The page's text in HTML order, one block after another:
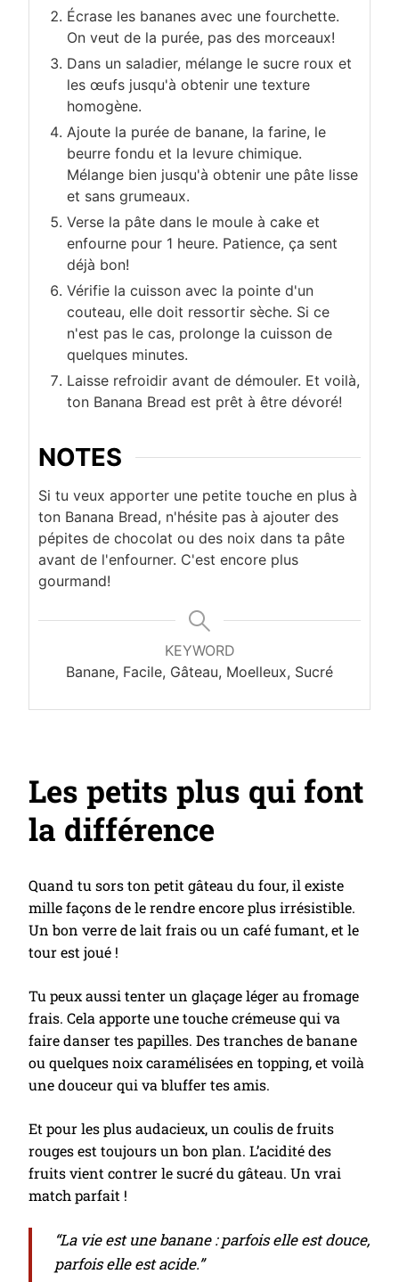
Écrase les bananes avec une fourchette.
On veut de la purée, pas des morceaux!
Dans un saladier, mélange le sucre roux et
les œufs jusqu'à obtenir une texture
homogène.
Ajoute la purée de banane, la farine, le
beurre fondu et la levure chimique.
Mélange bien jusqu'à obtenir une pâte lisse
et sans grumeaux.
Verse la pâte dans le moule à cake et
enfourne pour 1 heure. Patience, ça sent
déjà bon!
Vérifie la cuisson avec la pointe d'un
couteau, elle doit ressortir sèche. Si ce
n'est pas le cas, prolonge la cuisson de
quelques minutes.
Laisse refroidir avant de démouler. Et voilà,
ton Banana Bread est prêt à être dévoré!
NOTES
Si tu veux apporter une petite touche en plus à
ton Banana Bread, n'hésite pas à ajouter des
pépites de chocolat ou des noix dans ta pâte
avant de l'enfourner. C'est encore plus
gourmand!
KEYWORD
Banane, Facile, Gâteau, Moelleux, Sucré
Les petits plus qui font
la différence
Quand tu sors ton petit gâteau du four, il existe
mille façons de le rendre encore plus irrésistible.
Un bon verre de lait frais ou un café fumant, et le
tour est joué !
Tu peux aussi tenter un glaçage léger au fromage
frais. Cela apporte une touche crémeuse qui va
faire danser tes papilles. Des tranches de banane
ou quelques noix caramélisées en topping, et voilà
une douceur qui va bluffer tes amis.
Et pour les plus audacieux, un coulis de fruits
rouges est toujours un bon plan. L’acidité des
fruits vient contrer le sucré du gâteau. Un vrai
match parfait !
“La vie est une banane : parfois elle est douce,
parfois elle est acide.”